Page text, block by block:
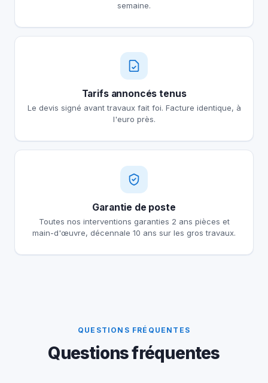
semaine.
Tarifs annoncés tenus
Le devis signé avant travaux fait foi. Facture identique, à
l'euro près.
Garantie de poste
Toutes nos interventions garanties 2 ans pièces et
main-d'œuvre, décennale 10 ans sur les gros travaux.
QUESTIONS FRÉQUENTES
Questions fréquentes